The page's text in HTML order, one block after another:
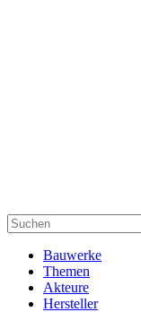
Bauwerke
Themen
Akteure
Hersteller